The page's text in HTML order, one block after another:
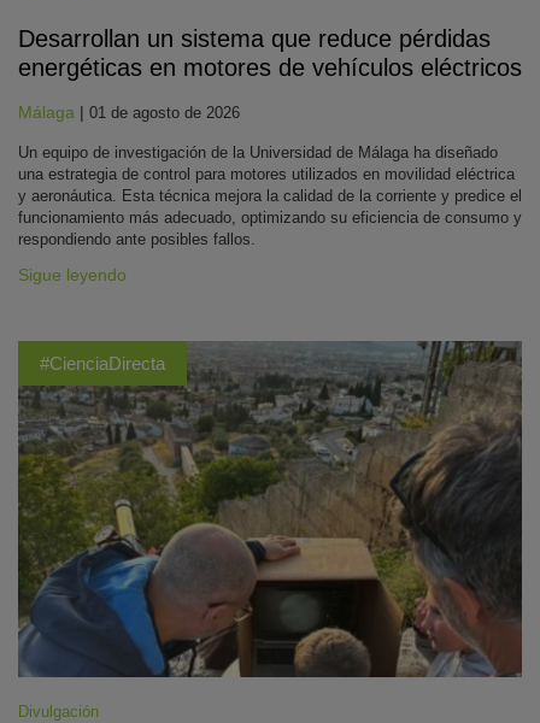
Desarrollan un sistema que reduce pérdidas
energéticas en motores de vehículos eléctricos
Málaga | 01 de agosto de 2026
Un equipo de investigación de la Universidad de Málaga ha diseñado
una estrategia de control para motores utilizados en movilidad eléctrica
y aeronáutica. Esta técnica mejora la calidad de la corriente y predice el
funcionamiento más adecuado, optimizando su eficiencia de consumo y
respondiendo ante posibles fallos.
Sigue leyendo
#CienciaDirecta
Divulgación